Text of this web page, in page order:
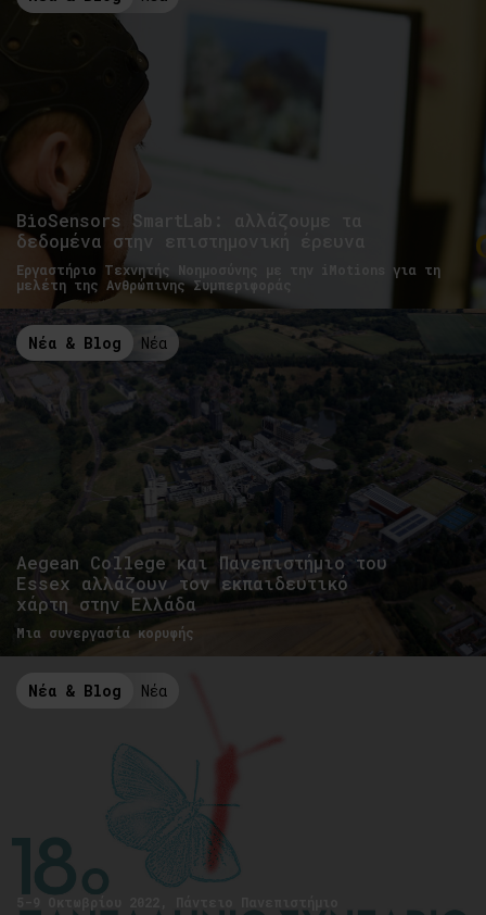
BioSensors SmartLab: αλλάζουμε τα
δεδομένα στην επιστημονική έρευνα
Εργαστήριο Τεχνητής Νοημοσύνης με την iMotions για τη
μελέτη της Ανθρώπινης Συμπεριφοράς
Νέα & Blog Νέα
Aegean College και Πανεπιστήμιο του
Essex αλλάζουν τον εκπαιδευτικό
χάρτη στην Ελλάδα
Μια συνεργασία κορυφής
Νέα & Blog Νέα